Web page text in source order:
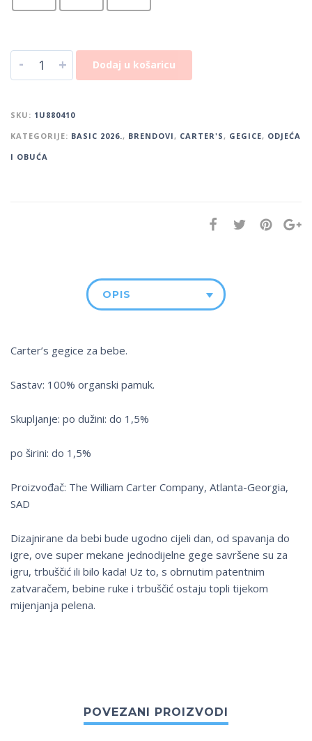
- + Dodaj u košaricu
SKU: 1U880410
KATEGORIJE: BASIC 2026., BRENDOVI, CARTER'S, GEGICE, ODJEĆA
I OBUĆA
OPIS
Carter’s gegice za bebe.
Sastav: 100% organski pamuk.
Skupljanje: po dužini: do 1,5%
po širini: do 1,5%
Proizvođač: The William Carter Company, Atlanta-Georgia,
SAD
Dizajnirane da bebi bude ugodno cijeli dan, od spavanja do
igre, ove super mekane jednodijelne gege savršene su za
igru, trbuščić ili bilo kada! Uz to, s obrnutim patentnim
zatvaračem, bebine ruke i trbuščić ostaju topli tijekom
mijenjanja pelena.
POVEZANI PROIZVODI